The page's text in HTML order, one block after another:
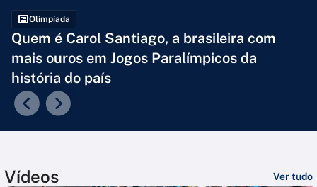
Olimpíada
Quem é Carol Santiago, a brasileira com
mais ouros em Jogos Paralímpicos da
história do país
Vídeos Ver tudo